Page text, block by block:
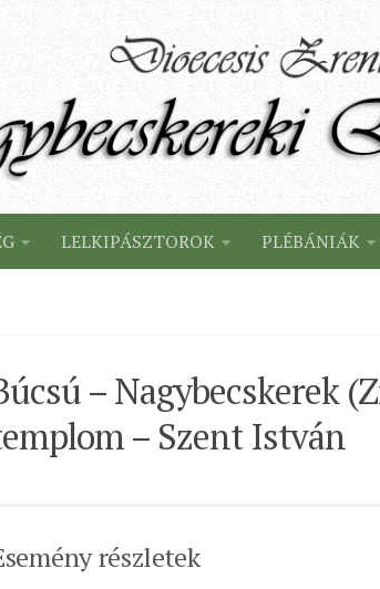
LELKIPÁSZTOROK PLÉBÁNIÁK
– Nagybecskerek
– Szent István
részletek